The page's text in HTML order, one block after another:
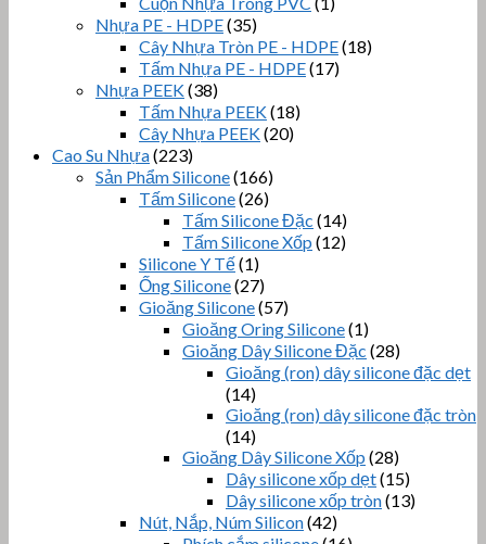
Nhựa PE - HDPE(35)
Cây Nhựa Tròn PE - HDPE(18)
Tấm Nhựa PE - HDPE(17)
Nhựa PEEK(38)
Tấm Nhựa PEEK(18)
Cây Nhựa PEEK(20)
Cao Su Nhựa(223)
Sản Phẩm Silicone(166)
Tấm Silicone(26)
Tấm Silicone Đặc (14)
Tấm Silicone Xốp (12)
Silicone Y Tế(1)
Ống Silicone(27)
Gioăng Silicone(57)
Gioăng Oring Silicone(1)
Gioăng Dây Silicone Đặc (28)
Gioăng (ron) dây silicone đặc dẹt
(14)
Gioăng (ron) dây silicone đặc tròn
(14)
Gioăng Dây Silicone Xốp (28)
Dây silicone xốp dẹt(15)
Dây silicone xốp tròn(13)
Nút, Nắp, Núm Silicon(42)